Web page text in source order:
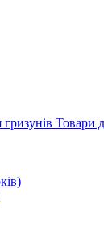
Товари